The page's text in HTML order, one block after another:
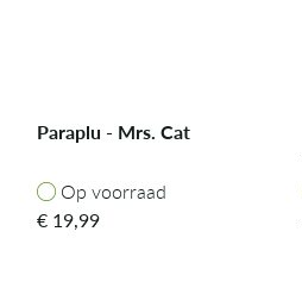
Paraplu - Mrs. Cat
Op voorraad
Op voorraad
€ 19,99